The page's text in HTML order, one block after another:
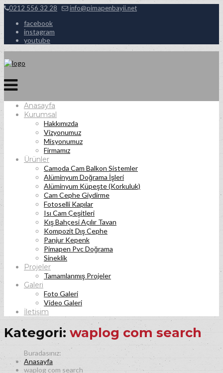
0212 556 32 28 info@pimapenbayii.net
facebook
instagram
youtube
Anasayfa
Kurumsal
Hakkımızda
Vizyonumuz
Misyonumuz
Firmamız
Ürünler
Camoda Cam Balkon Sistemler
Alüminyum Doğrama İşleri
Alüminyum Küpeşte (Korkuluk)
Cam Cephe Giydirme
Fotoselli Kapılar
Isı Cam Çeşitleri
Kış Bahçesi Açılır Tavan
Kompozit Dış Cephe
Panjur Kepenk
Pimapen Pvc Doğrama
Sineklik
Projeler
Tamamlanmış Projeler
Galeri
Foto Galeri
Video Galeri
İletişim
Kategori: waplog com search
Anasayfa
waplog com search